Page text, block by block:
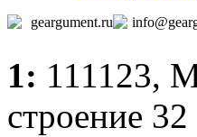
geargument.ru
1: 111123,
строение 32